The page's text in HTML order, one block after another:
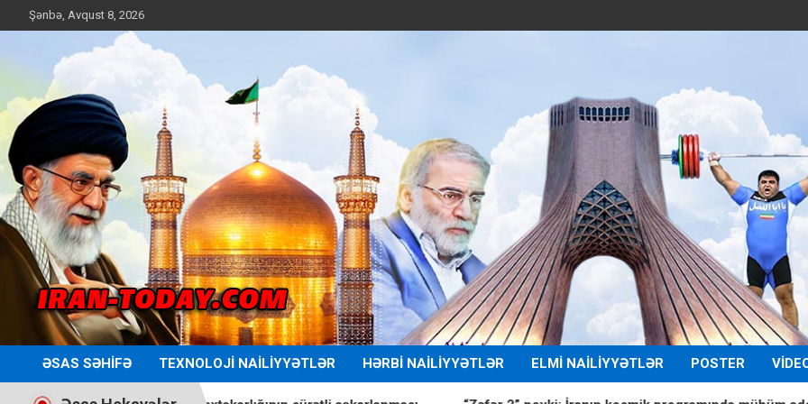
to
Şənbə, Avqust 8, 2026
Iran Today
ƏSAS SƏHIFƏ TEXNOLOJI NAILIYYƏTLƏR HƏRBI NAILIYYƏTLƏR ELMI NAILIYYƏTLƏR POSTER